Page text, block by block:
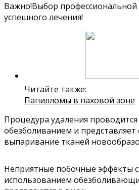
Важно!Выбор профессиональной
успешного лечения!
Читайте также:
Папилломы в паховой зоне
Процедура удаления
обезболиванием и представляет
выпаривание тканей
Неприятные побочные эффекты
использованием